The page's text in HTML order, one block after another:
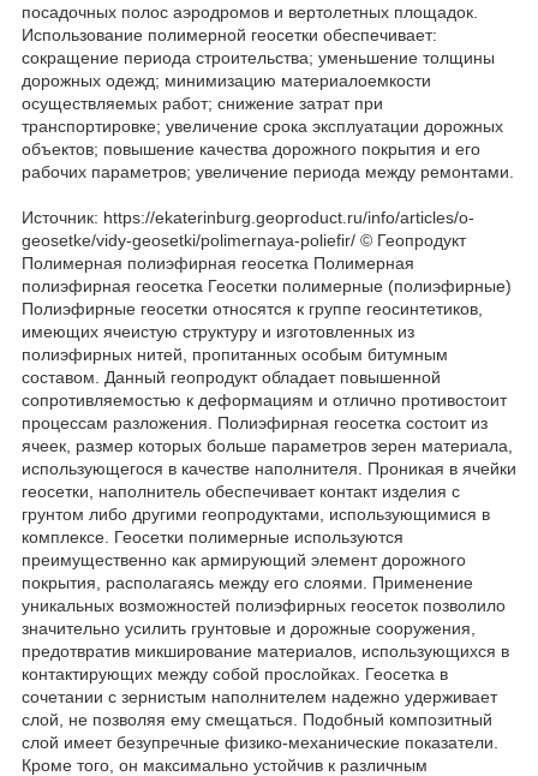
посадочных полос аэродромов и вертолетных площадок.
Использование полимерной геосетки обеспечивает:
сокращение периода строительства; уменьшение толщины
дорожных одежд; минимизацию материалоемкости
осуществляемых работ; снижение затрат при
транспортировке; увеличение срока эксплуатации дорожных
объектов; повышение качества дорожного покрытия и его
рабочих параметров; увеличение периода между ремонтами.
Источник: https://ekaterinburg.geoproduct.ru/info/articles/o-
geosetke/vidy-geosetki/polimernaya-poliefir/ © Геопродукт
Полимерная полиэфирная геосетка Полимерная
полиэфирная геосетка Геосетки полимерные (полиэфирные)
Полиэфирные геосетки относятся к группе геосинтетиков,
имеющих ячеистую структуру и изготовленных из
полиэфирных нитей, пропитанных особым битумным
составом. Данный геопродукт обладает повышенной
сопротивляемостью к деформациям и отлично противостоит
процессам разложения. Полиэфирная геосетка состоит из
ячеек, размер которых больше параметров зерен материала,
использующегося в качестве наполнителя. Проникая в ячейки
геосетки, наполнитель обеспечивает контакт изделия с
грунтом либо другими геопродуктами, использующимися в
комплексе. Геосетки полимерные используются
преимущественно как армирующий элемент дорожного
покрытия, располагаясь между его слоями. Применение
уникальных возможностей полиэфирных геосеток позволило
значительно усилить грунтовые и дорожные сооружения,
предотвратив микширование материалов, использующихся в
контактирующих между собой прослойках. Геосетка в
сочетании с зернистым наполнителем надежно удерживает
слой, не позволяя ему смещаться. Подобный композитный
слой имеет безупречные физико-механические показатели.
Кроме того, он максимально устойчив к различным